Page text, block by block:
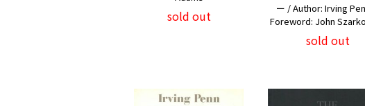
sold out
ー / Author: Irving
Foreword: John
sold out